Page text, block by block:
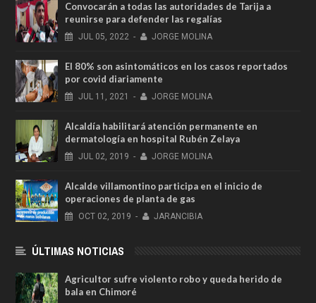
Convocarán a todas las autoridades de Tarija a
reunirse para defender las regalías
JUL 05, 2022 - JORGE MOLINA
El 80% son asintomáticos en los casos reportados
por covid diariamente
JUL 11, 2021 - JORGE MOLINA
Alcaldía habilitará atención permanente en
dermatología en hospital Rubén Zelaya
JUL 02, 2019 - JORGE MOLINA
Alcalde villamontino participa en el inicio de
operaciones de planta de gas
OCT 02, 2019 - JARANCIBIA
ÚLTIMAS NOTICIAS
Agricultor sufre violento robo y queda herido de
bala en Chimoré